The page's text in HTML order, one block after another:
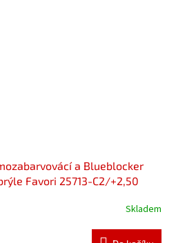
a Blueblocker
Favori 25713-C2/+2,50
Skladem